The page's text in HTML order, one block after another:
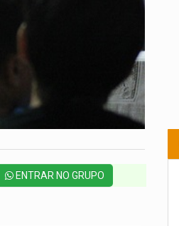
ENTRAR NO GRUPO